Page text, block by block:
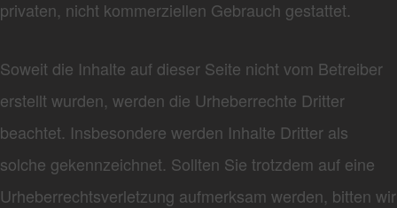
privaten, nicht kommerziellen Gebrauch gestattet.
Soweit die Inhalte auf dieser Seite nicht vom Betreiber
erstellt wurden, werden die Urheberrechte Dritter
beachtet. Insbesondere werden Inhalte Dritter als
solche gekennzeichnet. Sollten Sie trotzdem auf eine
Urheberrechtsverletzung aufmerksam werden, bitten wir